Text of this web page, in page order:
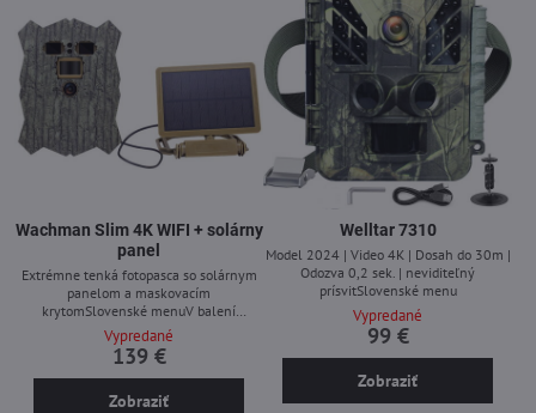
Wachman Slim 4K WIFI + solárny
panel
Extrémne tenká fotopasca so solárnym
panelom a maskovacím
krytomSlovenské menuV balení
maskovací predný kryt ako je na fotke
plus zadarmo ďalší náhradný kryt v
hnedom maskovacom prevedení
Vypredané
139 €
Zobraziť
Welltar 7310
Model 2024 | Video 4K | Dosah do 30m |
Odozva 0,2 sek. | neviditeľný
prísvitSlovenské menu
Vypredané
99 €
Zobraziť